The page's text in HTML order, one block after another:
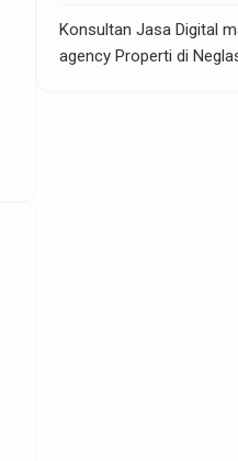
Konsultan Jasa Digital
agency Properti di